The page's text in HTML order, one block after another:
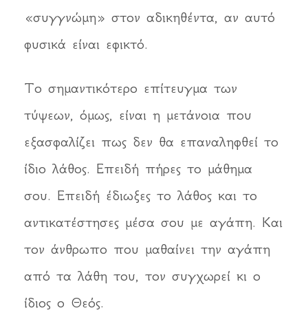
«συγγνώμη» στον αδικηθέντα, αν αυτό
φυσικά είναι εφικτό.
Το σημαντικότερο επίτευγμα των
τύψεων, όμως, είναι η μετάνοια που
εξασφαλίζει πως δεν θα επαναληφθεί το
ίδιο λάθος. Επειδή πήρες το μάθημα
σου. Επειδή έδιωξες το λάθος και το
αντικατέστησες μέσα σου με αγάπη. Και
τον άνθρωπο που μαθαίνει την αγάπη
από τα λάθη του, τον συγχωρεί κι ο
ίδιος ο Θεός.